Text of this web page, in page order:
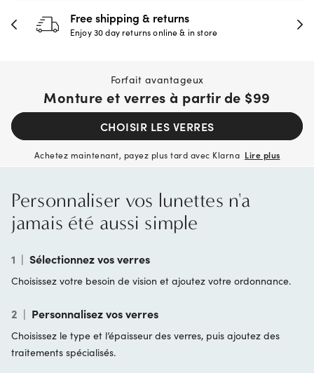
Free shipping & returns
Enjoy 30 day returns online & in store
Forfait avantageux
Monture et verres à partir de $99
CHOISIR LES VERRES
Achetez maintenant, payez plus tard avec Klarna Lire plus
Personnaliser vos lunettes n'a
jamais été aussi simple
1 | Sélectionnez vos verres
Choisissez votre besoin de vision et ajoutez votre ordonnance.
2 | Personnalisez vos verres
Choisissez le type et l’épaisseur des verres, puis ajoutez des
traitements spécialisés.